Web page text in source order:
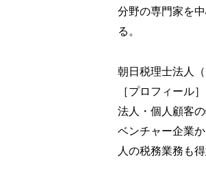
QⅡ-2-1 借手の合理
QⅡ-2-5 貸店舗の内
QⅡ-2-6 資産除去
第3章 借手のリ
QⅡ-3-1 リース開
分野の専門家を
る。
朝日税理士法人
［プロフィール］
法人・個人顧客
ベンチャー企業
人の税務業務も得